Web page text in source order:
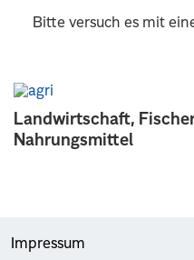
Landwirtschaft,
Nahrungsmittel
Bitte versuch es mit
Impressum